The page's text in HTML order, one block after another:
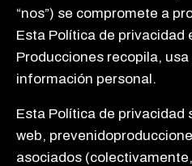
“nos”) se compromete a
Esta Política de privacidad
Producciones recopila,
información personal.
Esta Política de privacidad
web,
asociados